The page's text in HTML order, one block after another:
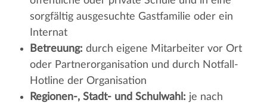
sorgfältig ausgesuchte Gastfamilie oder ein
Internat
Betreuung: durch eigene Mitarbeiter vor Ort
oder Partnerorganisation und durch Notfall-
Hotline der Organisation
Regionen-, Stadt- und Schulwahl: je nach